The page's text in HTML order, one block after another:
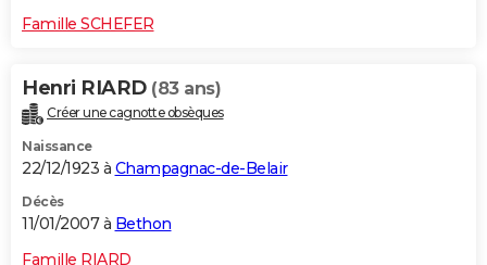
Famille SCHEFER
Henri RIARD (83 ans)
Créer une cagnotte obsèques
Naissance
22/12/1923 à Champagnac-de-Belair
Décès
11/01/2007 à Bethon
Famille RIARD